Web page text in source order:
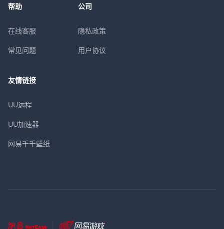
帮助
在线客服
常见问题
公司
隐私政策
用户协议
友情链接
UU远程
UU加速器
网易千千壁纸